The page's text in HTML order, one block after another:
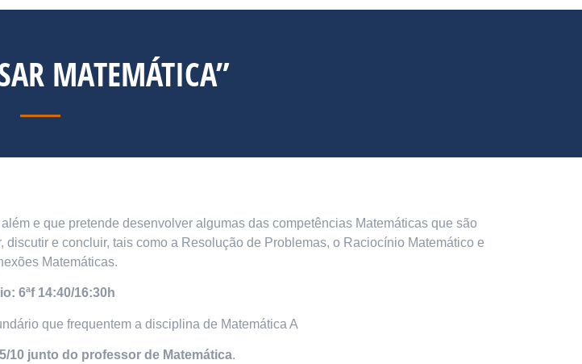
MATEMÁTICA”
e que pretende desenvolver algumas das competências Matemáticas que são
e concluir, tais como a Resolução de Problemas, o Raciocínio Matemático e
Matemáticas.
6ªf 14:40/16:30h
que frequentem a disciplina de Matemática A
10 junto do professor de Matemática.